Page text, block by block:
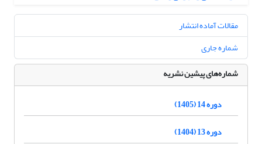
مقالات آماده انتشار
شماره جاری
شماره‌های پیشین نشریه
دوره 14 (1405)
دوره 13 (1404)